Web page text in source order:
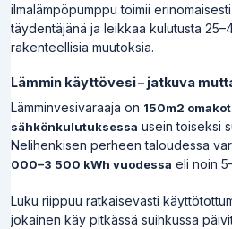
ilmalämpöpumppu toimii
täydentäjänä ja leikkaa kulutusta
rakenteellisia muutoksia.
Lämmin käyttövesi – jatkuva
Lämminvesivaraaja on 150m2
sähkönkulutuksessa usein toiseksi
Nelihenkisen perheen taloudessa
000–3 500 kWh vuodessa eli noin
Luku riippuu ratkaisevasti
jokainen käy pitkässä suihkussa